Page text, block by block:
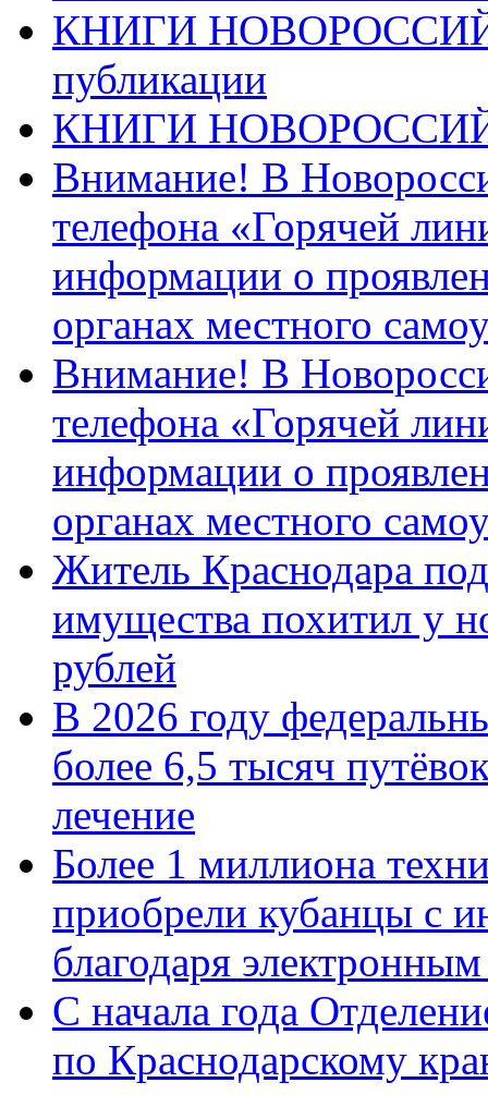
КНИГИ
публикации
КНИГИ
Внимание! В
телефона «Горячей
информации о
органах местного
Внимание! В
телефона «Горячей
информации о
органах местного
Житель Краснодара
имущества похитил у
рублей
В 2026 году
более 6,5 тысяч
лечение
Более 1 миллиона
приобрели кубанцы с
благодаря
С начала года
по Краснодарскому